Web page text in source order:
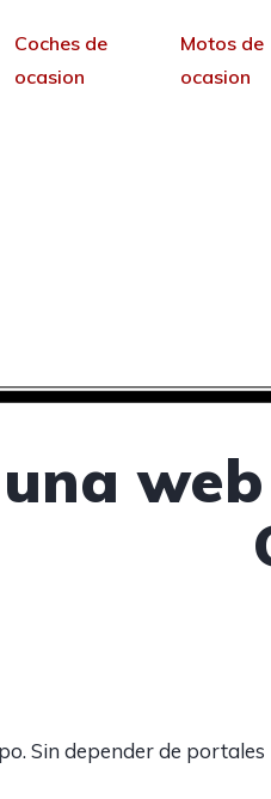
Coches de
ocasion
Motos de
ocasion
Sin depender de portales